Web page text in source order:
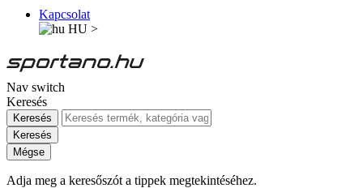
Kapcsolat
HU >
Nav switch
Keresés
Keresés
Keresés
Mégse
Adja meg a keresőszót a tippek megtekintéséhez.